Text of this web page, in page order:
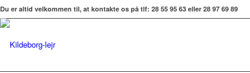
Du er altid velkommen til, at kontakte os på tlf: 28 55 95 63 eller 28 97 69 89